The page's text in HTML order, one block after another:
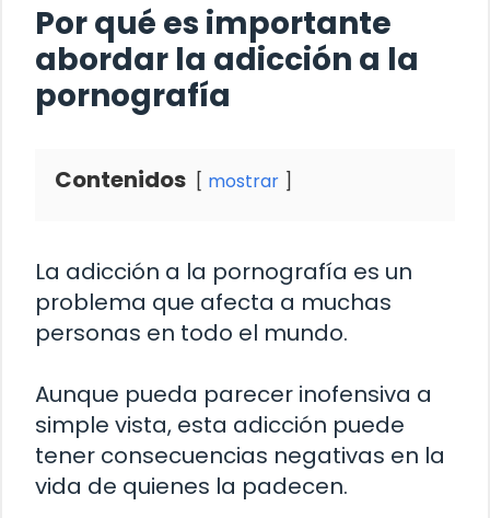
Por qué es importante
abordar la adicción a la
pornografía
Contenidos mostrar
La adicción a la pornografía es un
problema que afecta a muchas
personas en todo el mundo.
Aunque pueda parecer inofensiva a
simple vista, esta adicción puede
tener consecuencias negativas en la
vida de quienes la padecen.